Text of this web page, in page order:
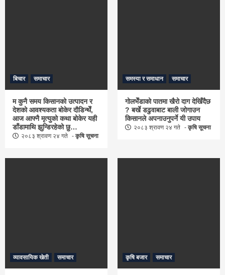
बिचार समाचार
म कुनै समय किसानको उत्पादन र
देशको आवश्यकता बोकेर दौडिन्थेँ,
आज आफ्नै मृत्युको कथा बोकेर यही
डाँडामाथि झुन्डिरहेको छु…
२०८३ श्रावण २४ गते कृषि सूचना
समस्या र समाधान समाचार
गोलभेँडाको पातमा खैरो दाग देखिँदैछ
? बर्खे डढुवाबाट बाली जोगाउन
किसानले अपनाउनुपर्ने यी उपाय
२०८३ श्रावण २४ गते कृषि सूचना
व्यावसायिक खेती समाचार कृषि बजार समाचार